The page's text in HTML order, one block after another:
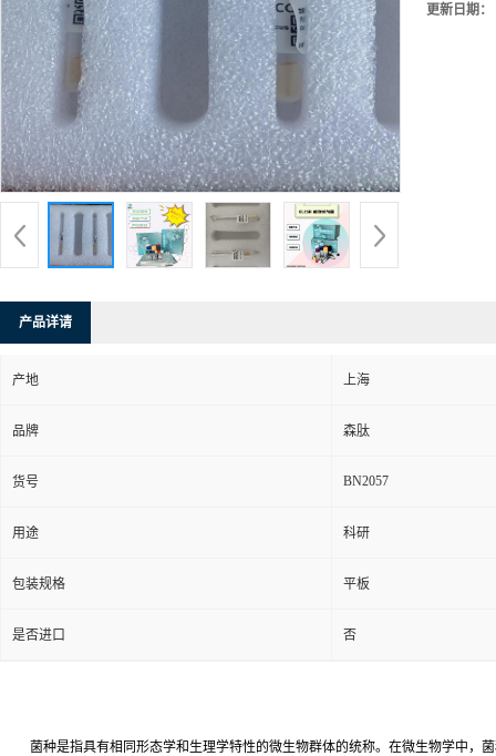
更新日期：
产品详请
产地 上海
品牌 森肽
货号 BN2057
用途 科研
包装规格 平板
是否进口 否
菌种是指具有相同形态学和生理学特性的微生物群体的统称。在微生物学中，菌